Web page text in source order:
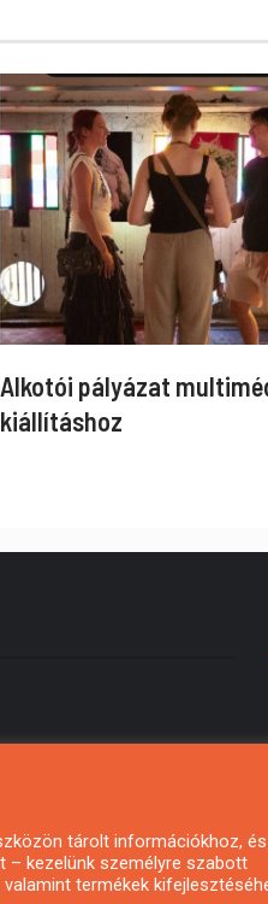
Alkotói pályázat
kiállításhoz
tárolt információkhoz, és
– kezelünk személyre szabott
termékek